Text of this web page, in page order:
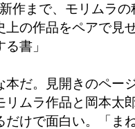
作まで、モリムラ
上の作品をペアで見
書」
本だ。見開きのペー
リムラ作品と岡本太
だけで面白い。「ま